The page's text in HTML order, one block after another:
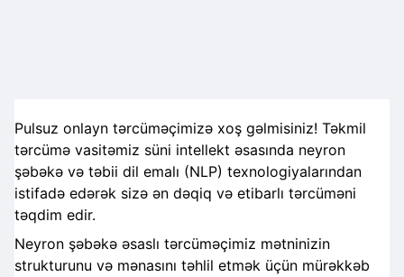
Pulsuz onlayn tərcüməçimizə xoş gəlmisiniz! Təkmil
tərcümə vasitəmiz süni intellekt əsasında neyron
şəbəkə və təbii dil emalı (NLP) texnologiyalarından
istifadə edərək sizə ən dəqiq və etibarlı tərcüməni
təqdim edir.
Neyron şəbəkə əsaslı tərcüməçimiz mətninizin
strukturunu və mənasını təhlil etmək üçün mürəkkəb